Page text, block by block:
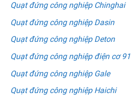
Quạt đứng công nghiệp Chinghai
Quạt đứng công nghiệp Dasin
Quạt đứng công nghiệp Deton
Quạt đứng công nghiệp điện cơ 91
Quạt đứng công nghiệp Gale
Quạt đứng công nghiệp Haichi